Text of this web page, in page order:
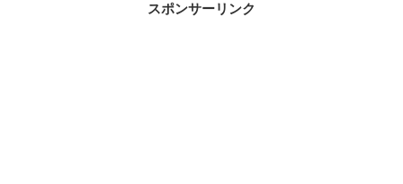
スポンサーリンク